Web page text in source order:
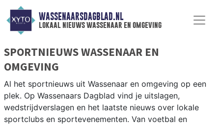
WASSENAARSDAGBLAD.NL
lokaal nieuws wassenaar en omgeving
SPORTNIEUWS WASSENAAR EN
OMGEVING
Al het sportnieuws uit Wassenaar en omgeving op een
plek. Op Wassenaars Dagblad vind je uitslagen,
wedstrijdverslagen en het laatste nieuws over lokale
sportclubs en sportevenementen. Van voetbal en